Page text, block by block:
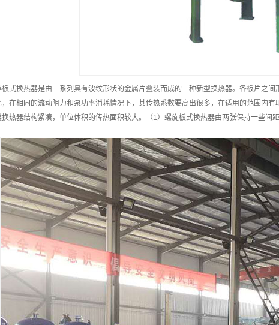
板式换热器是由一系列具有波纹形状的金属片叠装而成的一种新型换热器。各板片之
，在相同的流动阻力和泵功率消耗情况下，其传热系数要高出很多，在适用的范围内有
换热器结构紧凑，单位体积的传热面积较大。（1）螺旋板式换热器由两张保持一些间